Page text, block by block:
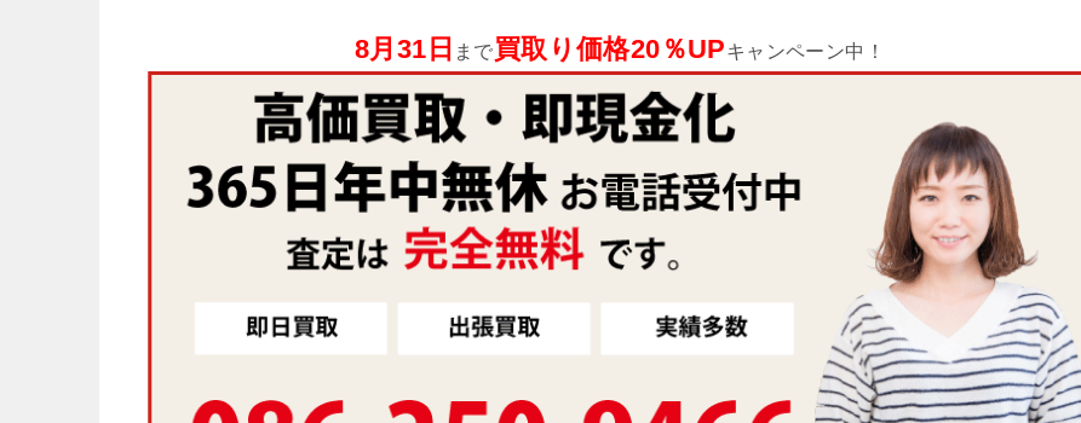
8月31日 まで買取り価格20％UPキャンペーン中！